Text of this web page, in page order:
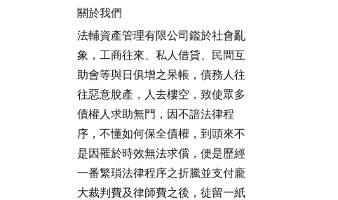
關於我們
法輔資產管理有限公司鑑於社會亂
象，工商往來、私人借貸、民間互
助會等與日俱增之呆帳，債務人往
往惡意脫產，人去樓空，致使眾多
債權人求助無門，因不諳法律程
序，不懂如何保全債權，到頭來不
是因罹於時效無法求償，便是歷經
一番繁瑣法律程序之折騰並支付龐
大裁判費及律師費之後，徒留一紙